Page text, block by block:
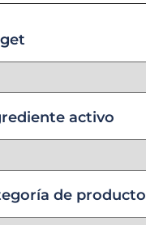
activo
de producto